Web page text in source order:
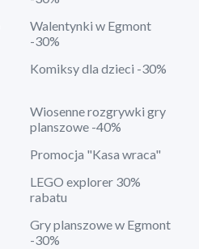
Walentynki w Egmont
-30%
Komiksy dla dzieci -30%
Wiosenne rozgrywki gry
planszowe -40%
Promocja "Kasa wraca"
LEGO explorer 30%
rabatu
Gry planszowe w Egmont
-30%